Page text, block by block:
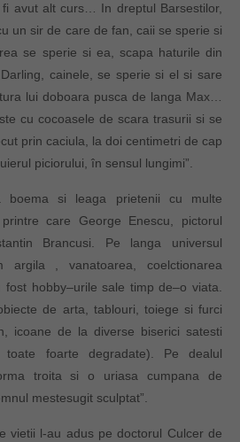
avut alt curs… In dreptul Barsestilor,
un sir de care de fan, caii se sperie si
se sperie si ea, scapa haturile din
cainele, se sperie si el si sare
lui doboara pusca de langa Max…
cu cocoasele de scara trasurii si se
prin caciula, la doi centimetri de cap
piciorului, în sensul lungimi”.
si leaga prietenii cu multe
care George Enescu, pictorul
Brancusi. Pe langa universul
argila , vanatoarea, coelctionarea
hobby–urile sale timp de–o viata.
de arta, tablouri, toiege si furci
icoane de la diverse biserici satesti
toate foarte degradate). Pe dealul
troita si o uriasa cumpana de
mestesugit sculptat”.
vietii l-au adus pe doctorul Culcer de